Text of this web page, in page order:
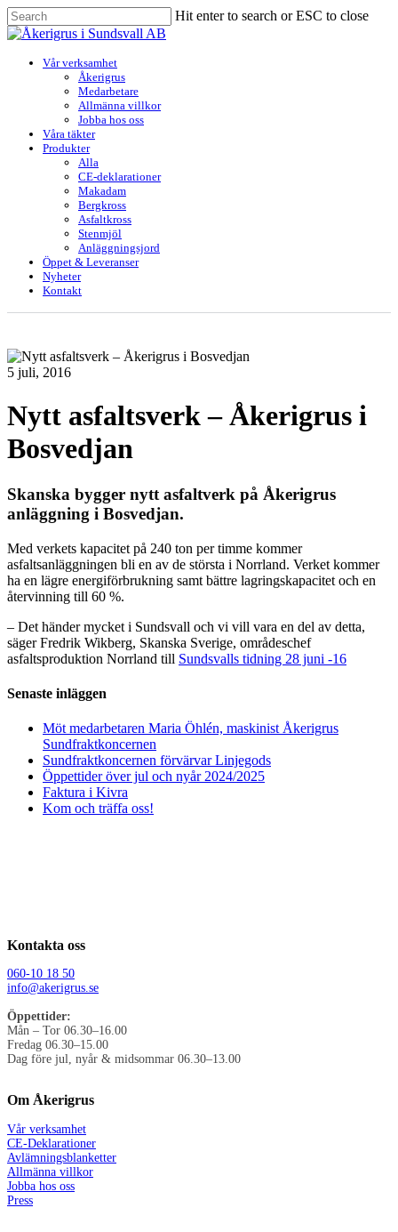
Skip
to
content
Hit enter to search or ESC to close
Close
Menu
Vår verksamhet
Åkerigrus
Medarbetare
Allmänna villkor
Jobba hos oss
Våra täkter
Produkter
Alla
CE-deklarationer
Makadam
Bergkross
Asfaltkross
Stenmjöl
Anläggningsjord
Öppet & Leveranser
Nyheter
Kontakt
5 juli, 2016
Nytt asfaltsverk – Åkerigrus i
Bosvedjan
Skanska bygger nytt asfaltverk på Åkerigrus
anläggning i Bosvedjan.
Med verkets kapacitet på 240 ton per timme kommer
asfaltsanläggningen bli en av de största i Norrland. Verket kommer
ha en lägre energiförbrukning samt bättre lagringskapacitet och en
återvinning till 60 %.
– Det händer mycket i Sundsvall och vi vill vara en del av detta,
säger Fredrik Wikberg, Skanska Sverige, områdeschef
asfaltsproduktion Norrland till Sundsvalls tidning 28 juni -16
Senaste inläggen
Möt medarbetaren Maria Öhlén, maskinist Åkerigrus
Sundfraktkoncernen
Sundfraktkoncernen förvärvar Linjegods
Öppettider över jul och nyår 2024/2025
Faktura i Kivra
Kom och träffa oss!
Kontakta oss
060-10 18 50
info@akerigrus.se
Öppettider:
Mån – Tor 06.30–16.00
Fredag 06.30–15.00
Dag före jul, nyår & midsommar 06.30–13.00
Om Åkerigrus
Vår verksamhet
CE-Deklarationer
Avlämningsblanketter
Allmänna villkor
Jobba hos oss
Press